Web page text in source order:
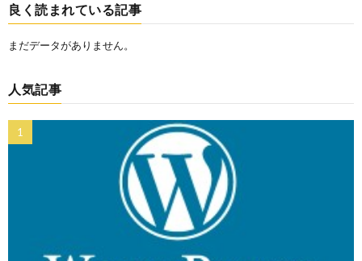
良く読まれている記事
まだデータがありません。
人気記事